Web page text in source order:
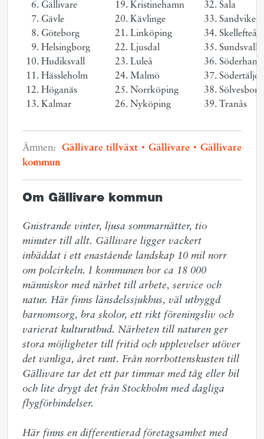
Gällivare
Gävle
Göteborg
Helsingborg
Hudiksvall
Hässleholm
Höganäs
Kalmar
Kristinehamn
Kävlinge
Linköping
Ljusdal
Luleå
Malmö
Norrköping
Nyköping
Sala
Sandviken
Skellefteå
Sundsvall
Södertälje
Sölvesborg
Tranås
Ämnen: Gällivare tillväxt Gällivare
Gällivare
kommun
Om Gällivare kommun
Gnistrande vinter, ljusa sommarnätter, tio
minuter till allt. Gällivare ligger vackert
inbäddat i ett enastående landskap 10 mil norr
om polcirkeln. I kommunen bor ca 18 000
människor med närhet till arbete, service och
natur. Här finns länsdelssjukhus, väl utbyggd
barnomsorg, bra skolor, ett rikt föreningsliv och
varierat kulturutbud. Närheten till naturen ger
stora möjligheter till fritid och upplevelser utöver
det vanliga, året runt. Från norrbottenskusten till
Gällivare tar det ett par timmar med tåg eller bil
och lite drygt det från Stockholm med dagliga
flygförbindelser.
Här finns en differentierad företagsamhet med